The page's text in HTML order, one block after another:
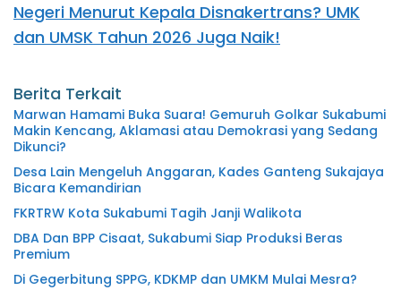
Negeri Menurut Kepala Disnakertrans? UMK
dan UMSK Tahun 2026 Juga Naik!
Berita Terkait
Marwan Hamami Buka Suara! Gemuruh Golkar Sukabumi
Makin Kencang, Aklamasi atau Demokrasi yang Sedang
Dikunci?
Desa Lain Mengeluh Anggaran, Kades Ganteng Sukajaya
Bicara Kemandirian
FKRTRW Kota Sukabumi Tagih Janji Walikota
DBA Dan BPP Cisaat, Sukabumi Siap Produksi Beras
Premium
Di Gegerbitung SPPG, KDKMP dan UMKM Mulai Mesra?